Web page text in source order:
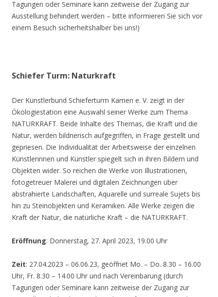
Tagungen oder Seminare kann zeitweise der Zugang zur
Ausstellung behindert werden – bitte informieren Sie sich vor
einem Besuch sicherheitshalber bei uns!)
Schiefer Turm: Naturkraft
Der Künstlerbund Schieferturm Kamen e. V. zeigt in der
Ökologiestation eine Auswahl seiner Werke zum Thema
NATURKRAFT. Beide Inhalte des Themas, die Kraft und die
Natur, werden bildnerisch aufgegriffen, in Frage gestellt und
gepriesen. Die Individualität der Arbeitsweise der einzelnen
Künstlerinnen und Künstler spiegelt sich in ihren Bildern und
Objekten wider. So reichen die Werke von Illustrationen,
fotogetreuer Malerei und digitalen Zeichnungen über
abstrahierte Landschaften, Aquarelle und surreale Sujets bis
hin zu Steinobjekten und Keramiken. Alle Werke zeigen die
Kraft der Natur, die natürliche Kraft – die NATURKRAFT.
Eröffnung: Donnerstag, 27. April 2023, 19.00 Uhr
Zeit: 27.04.2023 – 06.06.23, geöffnet Mo. – Do. 8.30 – 16.00
Uhr, Fr. 8.30 – 14.00 Uhr und nach Vereinbarung (durch
Tagungen oder Seminare kann zeitweise der Zugang zur